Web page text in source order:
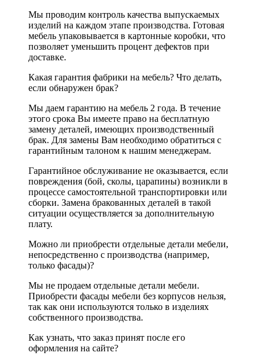
Мы проводим контроль качества выпускаемых
изделий на каждом этапе производства. Готовая
мебель упаковывается в картонные коробки, что
позволяет уменьшить процент дефектов при
доставке.
Какая гарантия фабрики на мебель? Что делать,
если обнаружен брак?
Мы даем гарантию на мебель 2 года. В течение
этого срока Вы имеете право на бесплатную
замену деталей, имеющих производственный
брак. Для замены Вам необходимо обратиться с
гарантийным талоном к нашим менеджерам.
Гарантийное обслуживание не оказывается, если
повреждения (бой, сколы, царапины) возникли в
процессе самостоятельной транспортировки или
сборки. Замена бракованных деталей в такой
ситуации осуществляется за дополнительную
плату.
Можно ли приобрести отдельные детали мебели,
непосредственно с производства (например,
только фасады)?
Мы не продаем отдельные детали мебели.
Приобрести фасады мебели без корпусов нельзя,
так как они используются только в изделиях
собственного производства.
Как узнать, что заказ принят после его
оформления на сайте?